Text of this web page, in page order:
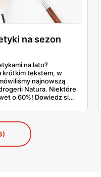
na sezon
na lato?
krótkim tekstem, w
najnowszą
Natura. Niektóre
o 60%! Dowiedz się,